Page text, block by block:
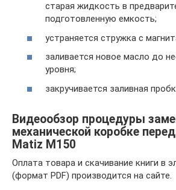
старая жидкость в
подготовленную емкость;
устраняется стружка с
заливается новое масло до
уровня;
закручивается заливная
Видеообзор процедуры
механической коробке
Matiz M150
Оплата товара и скачивание книги в
(формат PDF) производится на сайте.